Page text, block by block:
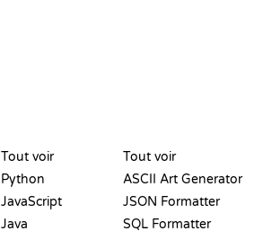
Tout voir
Python
JavaScript
Java
Tout voir
ASCII Art Generator
JSON Formatter
SQL Formatter